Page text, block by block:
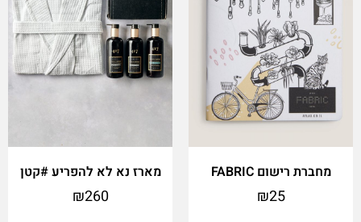
מחברת רישום FABRIC
₪25
מארז נא לא להפריע #קטן
₪260